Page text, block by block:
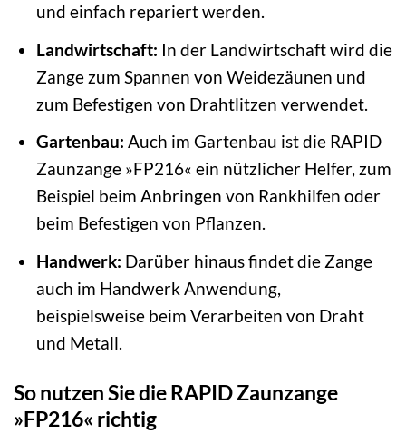
und einfach repariert werden.
Landwirtschaft: In der Landwirtschaft wird die
Zange zum Spannen von Weidezäunen und
zum Befestigen von Drahtlitzen verwendet.
Gartenbau: Auch im Gartenbau ist die RAPID
Zaunzange »FP216« ein nützlicher Helfer, zum
Beispiel beim Anbringen von Rankhilfen oder
beim Befestigen von Pflanzen.
Handwerk: Darüber hinaus findet die Zange
auch im Handwerk Anwendung,
beispielsweise beim Verarbeiten von Draht
und Metall.
So nutzen Sie die RAPID Zaunzange
»FP216« richtig